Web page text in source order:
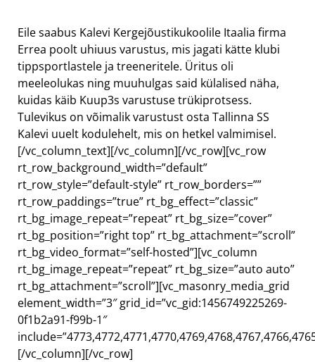
Eile saabus Kalevi Kergejõustikukoolile Itaalia firma
Errea poolt uhiuus varustus, mis jagati kätte klubi
tippsportlastele ja treeneritele. Üritus oli
meeleolukas ning muuhulgas said külalised näha,
kuidas käib Kuup3s varustuse trükiprotsess.
Tulevikus on võimalik varustust osta Tallinna SS
Kalevi uuelt kodulehelt, mis on hetkel valmimisel.
[/vc_column_text][/vc_column][/vc_row][vc_row
rt_row_background_width=”default”
rt_row_style=”default-style” rt_row_borders=””
rt_row_paddings=”true” rt_bg_effect=”classic”
rt_bg_image_repeat=”repeat” rt_bg_size=”cover”
rt_bg_position=”right top” rt_bg_attachment=”scroll”
rt_bg_video_format=”self-hosted”][vc_column
rt_bg_image_repeat=”repeat” rt_bg_size=”auto auto”
rt_bg_attachment=”scroll”][vc_masonry_media_grid
element_width=”3″ grid_id=”vc_gid:1456749225269-
0f1b2a91-f99b-1″
[/vc_column][/vc_row]